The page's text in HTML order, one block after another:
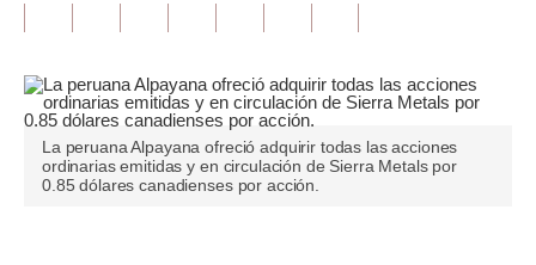
Editorial
Pregunta de hoy
Blogs
Tendencias
La peruana Alpayana ofreció adquirir todas las acciones
ordinarias emitidas y en circulación de Sierra Metals por
0.85 dólares canadienses por acción.